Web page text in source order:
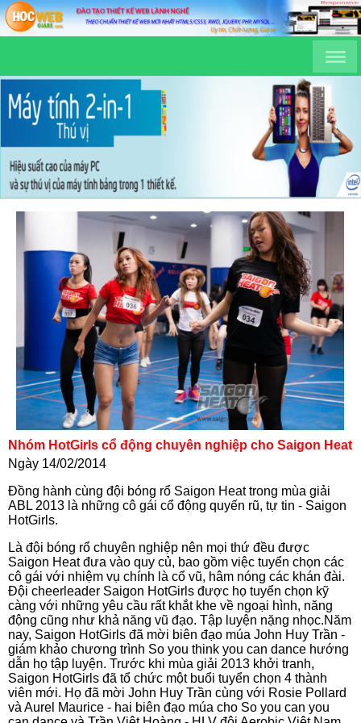
Nhóm HotGirls cổ động chuyên nghiệp cho Saigon Heat
Ngày 14/02/2014
Đồng hành cùng đội bóng rổ Saigon Heat trong mùa giải
ABL 2013 là những cô gái cổ động quyến rũ, tự tin - Saigon
HotGirls.
Là đội bóng rổ chuyên nghiệp nên mọi thứ đều được
Saigon Heat đưa vào quy củ, bao gồm việc tuyển chọn các
cô gái với nhiệm vụ chính là cổ vũ, hâm nóng các khán đài.
Đội cheerleader Saigon HotGirls được họ tuyển chọn kỹ
càng với những yêu cầu rất khắt khe về ngoại hình, năng
động cũng như khả năng vũ đạo. Tập luyện nặng nhọc.Năm
nay, Saigon HotGirls đã mời biên đạo múa John Huy Trần -
giám khảo chương trình So you think you can dance hướng
dẫn họ tập luyện. Trước khi mùa giải 2013 khởi tranh,
Saigon HotGirls đã tổ chức một buổi tuyển chọn 4 thành
viên mới. Họ đã mời John Huy Trần cùng với Rosie Pollard
và Aurel Maurice - hai biên đạo múa cho So you can you